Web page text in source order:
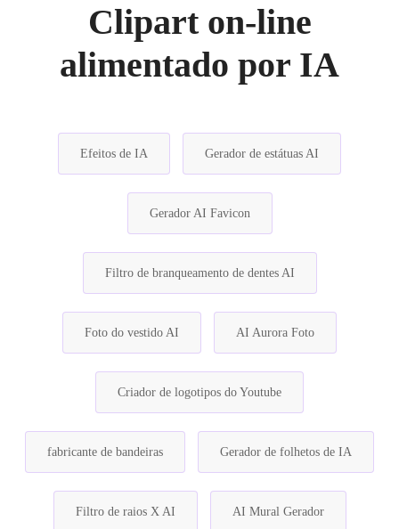
Clipart on-line
alimentado por IA
Efeitos de IA Gerador de estátuas AI
Gerador AI Favicon
Filtro de branqueamento de dentes AI
Foto do vestido AI AI Aurora Foto
Criador de logotipos do Youtube
fabricante de bandeiras Gerador de folhetos de IA
Filtro de raios X AI AI Mural Gerador